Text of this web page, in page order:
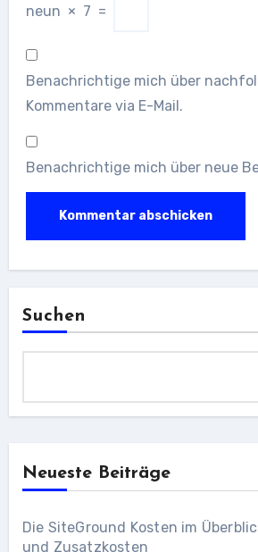
neun × 7 =
Benachrichtige mich über
Kommentare via E-Mail.
Benachrichtige mich über neue
Suchen
Neueste Beiträge
Die SiteGround Kosten im
und Zusatzkosten